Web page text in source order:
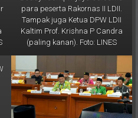
Tampak Ketua Umum DPP LDII
KH. Chriswanto Santoso
bersama Sekretaris Umum
Doddy Taufiq Wijaya bersama
para peserta Rakornas II LDII.
Tampak juga Ketua DPW LDII